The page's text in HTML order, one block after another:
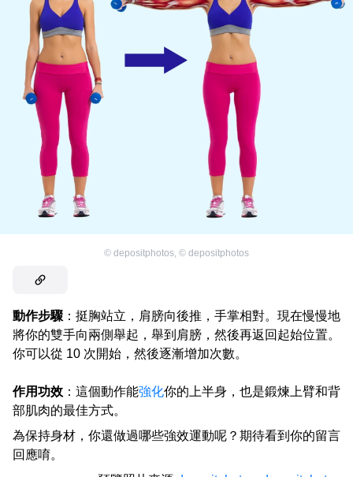
© depositphotos © depositphotos
動作步驟 ：挺胸站立，肩膀向後推，手掌相對。現在慢慢地
將你的雙手向兩側舉起，舉到肩膀，然後再返回起始位置。
你可以從 10 次開始，然後逐漸增加次數。
作用功效 ：這個動作能強化你的上半身，也是鍛煉上臂和背
部肌肉的最佳方式。
為保持身材，你還做過哪些強效運動呢？期待看到你的留言
回應唷。